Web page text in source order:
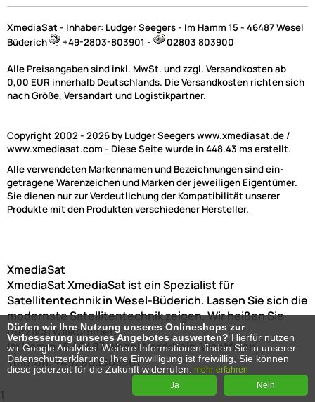
XmediaSat - Inhaber: Ludger Seegers - Im Hamm 15 - 46487 Wesel
Büderich
+49-2803-803901 - 02803 803900
Alle Preisangaben sind inkl. MwSt. und zzgl. Versandkosten ab
0,00 EUR innerhalb Deutschlands. Die Versandkosten richten sich
nach Größe, Versandart und Logistikpartner.
Copyright 2002 - 2026 by Ludger Seegers www.xmediasat.de /
www.xmediasat.com - Diese Seite wurde in 448.43 ms erstellt.
Alle verwendeten Markennamen und Bezeichnungen sind ein-
getragene Warenzeichen und Marken der jeweiligen Eigentümer.
Sie dienen nur zur Verdeutlichung der Kompatibilität unserer
Produkte mit den Produkten verschiedener Hersteller.
XmediaSat
XmediaSatXmediaSat ist ein Spezialist für
Satellitentechnik in Wesel-Büderich. Lassen Sie sich die
modernste Satellitentechnik zeigen. Wir heißen Sie
herzlich willkommen!
Im Hamm 1546487Wesel Nordrhein-Westfalen
Telefon:+492803803901
Dürfen wir Ihre Nutzung unseres Onlineshops zur
Verbesserung unseres Angebotes auswerten? Hierfür nutzen
wir Google Analytics. Weitere Informationen finden Sie in unserer
Datenschutzerklärung. Ihre Einwilligung ist freiwillig, Sie können
diese jederzeit für die Zukunft widerrufen.
mehr erfahren
Nein
Ja
1